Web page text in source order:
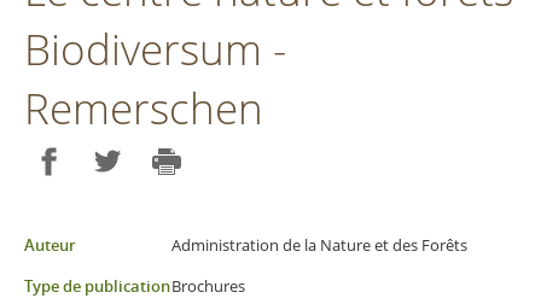
Biodiversum -
Remerschen
Auteur
Administration de la Nature et des Forêts
Type de publicationBrochures